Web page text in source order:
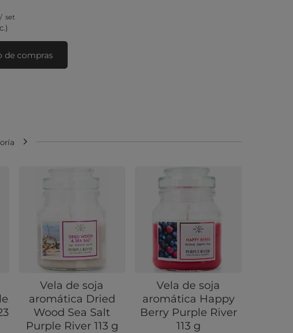
/ set
de compras
Vela de soja
aromática Dried
Wood Sea Salt
Purple River 113 g
Vela de soja
aromática Happy
Berry Purple River
113 g